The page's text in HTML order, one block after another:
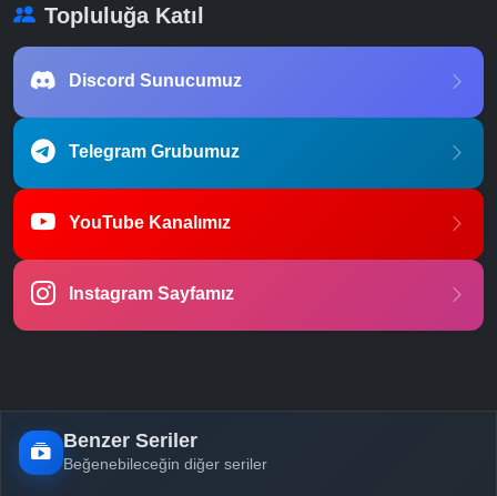
Topluluğa Katıl
Discord Sunucumuz
Telegram Grubumuz
YouTube Kanalımız
Instagram Sayfamız
Benzer Seriler
Beğenebileceğin diğer seriler